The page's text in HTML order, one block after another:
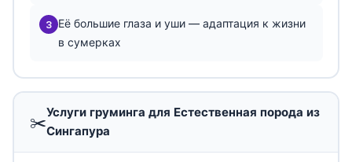
3 Её большие глаза и уши — адаптация к жизни
в сумерках
✂️
Услуги груминга для Естественная порода из
Сингапура